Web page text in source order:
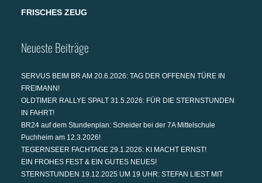
FRISCHES ZEUG
Neueste Beiträge
SERVUS BEIM BR AM 20.6.2026: TAG DER OFFENEN TÜRE IN
FREIMANN!
OLDTIMER RALLYE SPALT 31.5.2026: FÜR DIE STERNSTUNDEN
IN FAHRT!
BR24 auf dem Stundenplan: Scheider bei der 7A Mittelschule
Puchheim am 12.3.2026!
TEGERNSEER FACHTAGE 29.1.2026: KI MACHT ERNST!
EIN FROHES FEST & EIN GUTES NEUES!
STERNSTUNDEN 19.12.2025 UM 19 UHR: STEFAN LIEST MIT